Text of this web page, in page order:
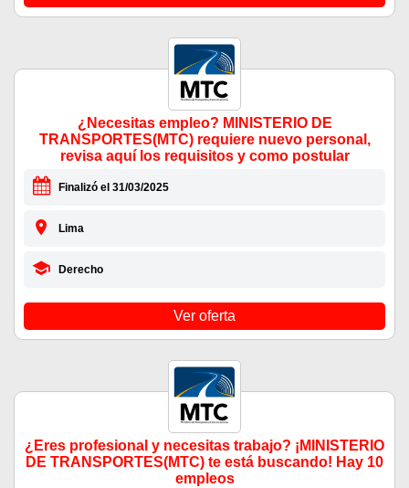
¿Necesitas empleo? MINISTERIO DE
TRANSPORTES(MTC) requiere nuevo personal,
revisa aquí los requisitos y como postular
Finalizó el 31/03/2025
Lima
Derecho
Ver oferta
¿Eres profesional y necesitas trabajo? ¡MINISTERIO
DE TRANSPORTES(MTC) te está buscando! Hay 10
empleos